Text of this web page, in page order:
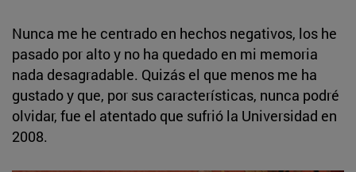
Nunca me he centrado en hechos negativos, los he
pasado por alto y no ha quedado en mi memoria
nada desagradable. Quizás el que menos me ha
gustado y que, por sus características, nunca podré
olvidar, fue el atentado que sufrió la Universidad en
2008.